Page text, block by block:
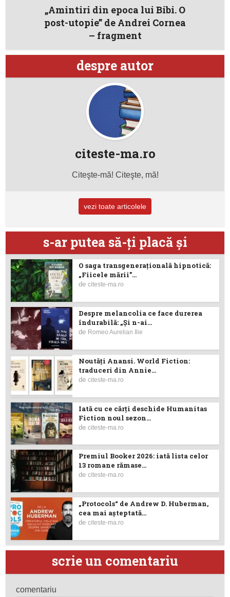
„Amintiri din epoca lui Bibi. O
post-utopie” de Andrei Cornea
– fragment
despre autor
citeste-ma.ro
Citeşte-mă! Citeşte, mă!
vezi toate articolele
s-ar putea să-ţi placă şi
O saga transgenerațională hipnotică:
„Fiicele mării”...
deciteste-ma.ro
Despre melancolia ce face durerea
îndurabilă: „Și n-ai...
de Romeo Aurelian Ilie
Noutăţi Anansi. World Fiction:
traduceri din Annie...
deciteste-ma.ro
Iată cu ce cărţi deschide Humanitas
Fiction noul sezon...
deciteste-ma.ro
Premiul Booker 2026: iată lista celor
13 romane rămase...
deciteste-ma.ro
„Protocols“ de Andrew D. Huberman,
cea mai așteptată...
deciteste-ma.ro
scrie un comentariu
comentariu